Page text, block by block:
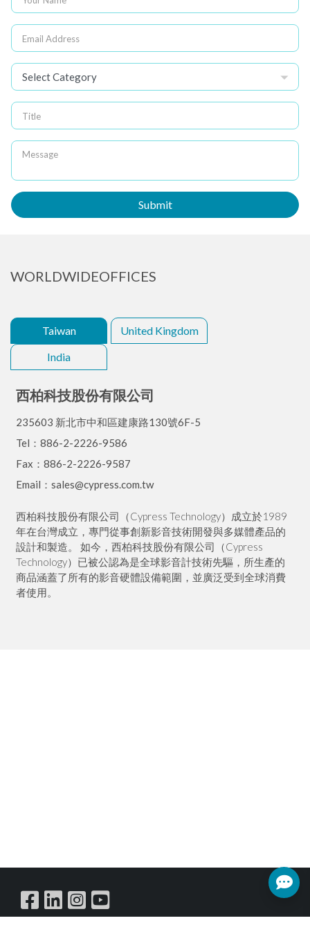
User Name
Select Category
Title
Message
Submit
WORLDWIDEOFFICES
Taiwan
United Kingdom
India
西柏科技股份有限公司
235603 新北市中和區建康路130號6F-5
Tel：886-2-2226-9586
Fax：886-2-2226-9587
Email：sales@cypress.com.tw
西柏科技股份有限公司（Cypress Technology）成立於1989
年在台灣成立，專門從事創新影音技術開發與多媒體產品的
設計和製造。 如今，西柏科技股份有限公司（Cypress
Technology）已被公認為是全球影音計技術先驅，所生產的
商品涵蓋了所有的影音硬體設備範圍，並廣泛受到全球消費
者使用。